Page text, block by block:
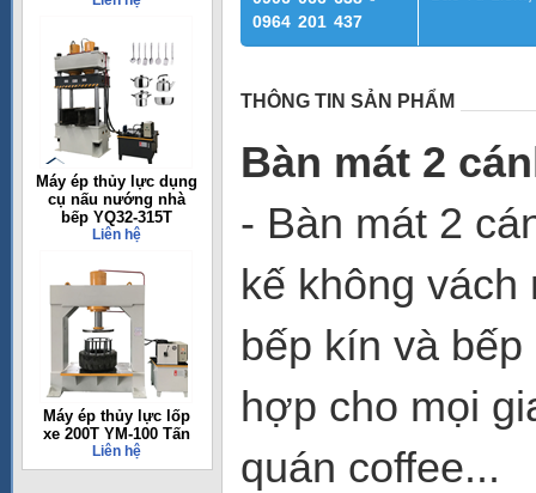
Máy ép thủy lực dụng
cụ nấu nướng nhà
bếp YQ32-315T
Liên hệ
Máy ép thủy lực lốp
xe 200T YM-100 Tấn
Liên hệ
0964 201 437
THÔNG TIN SẢN PHẨM
Bàn mát 2
- Bàn mát 2
kế không
bếp kín và
hợp cho mọi
quán coffee...